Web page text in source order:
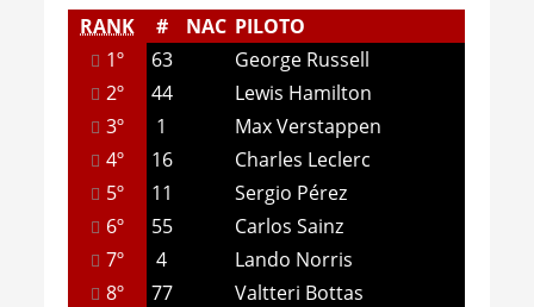
RANK # NAC PILOTO
1º
63
George Russell
2º
44
Lewis Hamilton
3º
1
Max Verstappen
4º
16
Charles Leclerc
5º
11
Sergio Pérez
6º
55
Carlos Sainz
7º
4
Lando Norris
8º
77
Valtteri Bottas